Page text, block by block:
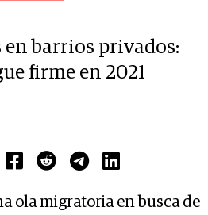
en barrios privados:
firme en 2021
ola migratoria en busca de